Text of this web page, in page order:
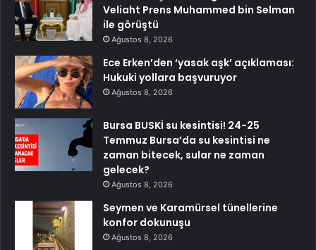
Veliaht Prens Muhammed bin Selman
ile görüştü
Ağustos 8, 2026
Ece Erken’den ‘yasak aşk’ açıklaması:
Hukuki yollara başvuruyor
Ağustos 8, 2026
Bursa BUSKİ su kesintisi! 24-25
Temmuz Bursa’da su kesintisi ne
zaman bitecek, sular ne zaman
gelecek?
Ağustos 8, 2026
Seymen ve Karamürsel tünellerine
konfor dokunuşu
Ağustos 8, 2026